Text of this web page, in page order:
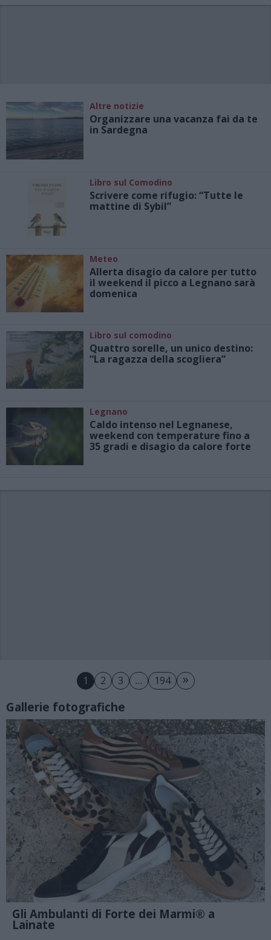
Altre notizie
Organizzare una vacanza fai da te
in Sardegna
Libro sul Comodino
Scrivere come rifugio: “Tutte le
mattine di Sybil”
Meteo
Allerta disagio da calore per tutto
il weekend il picco a Legnano sarà
domenica
Libro sul comodino
Quattro sorelle, un unico destino:
“La ragazza della scogliera”
Legnano
Caldo intenso nel Legnanese,
weekend con temperature fino a
35 gradi e disagio da calore forte
1 2 3 … 194 »
Gallerie fotografiche
Gli Ambulanti di Forte dei Marmi® a
Lainate